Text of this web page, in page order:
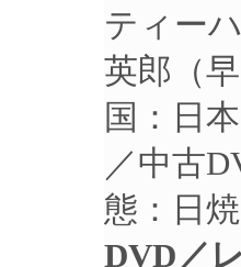
ティー
英郎（
国：日
／中古
態：日
DVD／